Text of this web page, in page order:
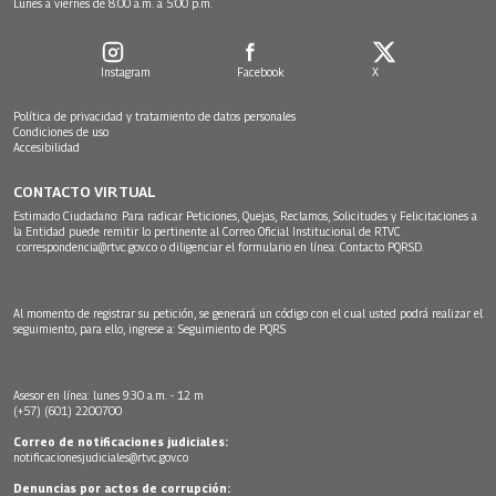
Lunes a viernes de 8:00 a.m. a 5:00 p.m.
Instagram Facebook X
Política de privacidad y tratamiento de datos personales
Condiciones de uso
Accesibilidad
CONTACTO VIRTUAL
Estimado Ciudadano: Para radicar Peticiones, Quejas, Reclamos, Solicitudes y Felicitaciones a
la Entidad puede remitir lo pertinente al Correo Oficial Institucional de RTVC
correspondencia@rtvc.gov.co o diligenciar el formulario en línea: Contacto PQRSD.
Al momento de registrar su petición, se generará un código con el cual usted podrá realizar el
seguimiento, para ello, ingrese a: Seguimiento de PQRS
Asesor en línea: lunes 9:30 a.m. - 12 m
(+57) (601) 2200700
Correo de notificaciones judiciales:
notificacionesjudiciales@rtvc.gov.co
Denuncias por actos de corrupción: